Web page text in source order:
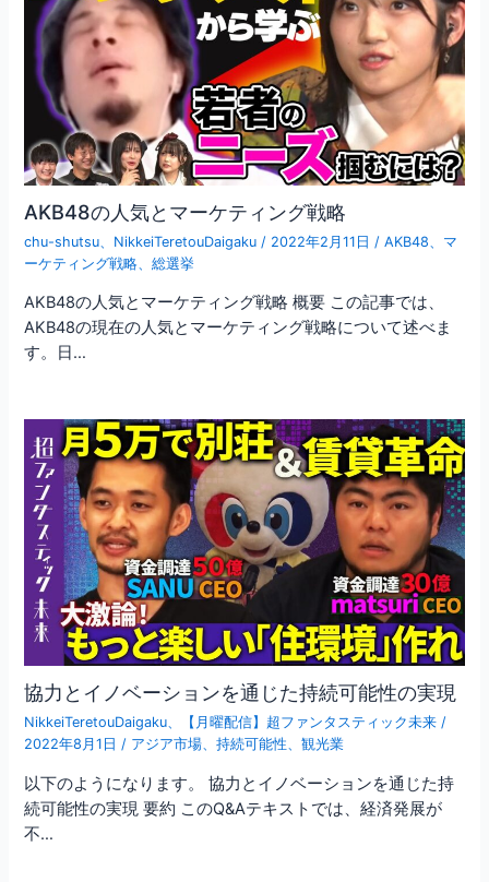
AKB48の人気とマーケティング戦略
chu-shutsu NikkeiTeretouDaigaku / 2022年2月11日 /AKB48
マ
ーケティング戦略 、総選挙
AKB48の人気とマーケティング戦略 概要 この記事では、
AKB48の現在の人気とマーケティング戦略について述べま
す。日…
協力とイノベーションを通じた持続可能性の実現
NikkeiTeretouDaigaku、 【月曜配信】超ファンタスティック未来 /
2022年8月1日 / アジア市場、持続可能性、観光業
以下のようになります。 協力とイノベーションを通じた持
続可能性の実現 要約 このQ&Aテキストでは、経済発展が
不…